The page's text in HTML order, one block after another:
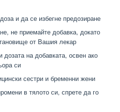
и да се избегне предозиране
не приемайте добавка, докато
от Вашия лекар
на добавката, освен ако
си
сестри и бременни жени
в тялото си, спрете да го